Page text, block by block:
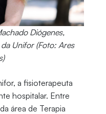
Diógenes,
Unifor (Foto: Ares
a fisioterapeuta
hospitalar. Entre
área de Terapia